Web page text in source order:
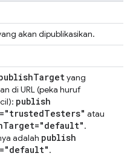
akan dipublikasikan.
Targetyang
di URL (peka huruf
publish
Testers" atau
Target="default".
adalah publish
.